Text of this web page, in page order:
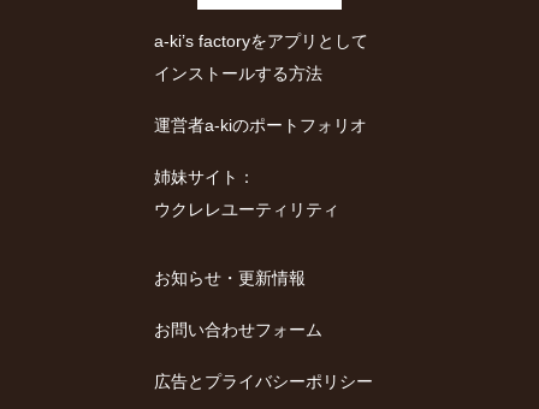
a-ki’s factoryをアプリとして
インストールする方法
運営者a-kiのポートフォリオ
姉妹サイト：
ウクレレユーティリティ
お知らせ・更新情報
お問い合わせフォーム
広告とプライバシーポリシー